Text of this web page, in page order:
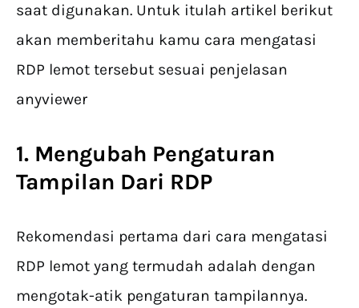
saat digunakan. Untuk itulah artikel berikut
akan memberitahu kamu cara mengatasi
RDP lemot tersebut sesuai penjelasan
anyviewer
1. Mengubah Pengaturan
Tampilan Dari RDP
Rekomendasi pertama dari cara mengatasi
RDP lemot yang termudah adalah dengan
mengotak-atik pengaturan tampilannya.